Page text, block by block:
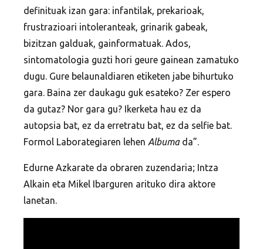
definituak izan gara: infantilak, prekarioak,
frustrazioari intoleranteak, grinarik gabeak,
bizitzan galduak, gainformatuak. Ados,
sintomatologia guzti hori geure gainean zamatuko
dugu. Gure belaunaldiaren etiketen jabe bihurtuko
gara. Baina zer daukagu guk esateko? Zer espero
da gutaz? Nor gara gu? Ikerketa hau ez da
autopsia bat, ez da erretratu bat, ez da selfie bat.
Formol Laborategiaren lehen Albumada”.
Edurne Azkarate da obraren zuzendaria; Intza
Alkain eta Mikel Ibarguren arituko dira aktore
lanetan.